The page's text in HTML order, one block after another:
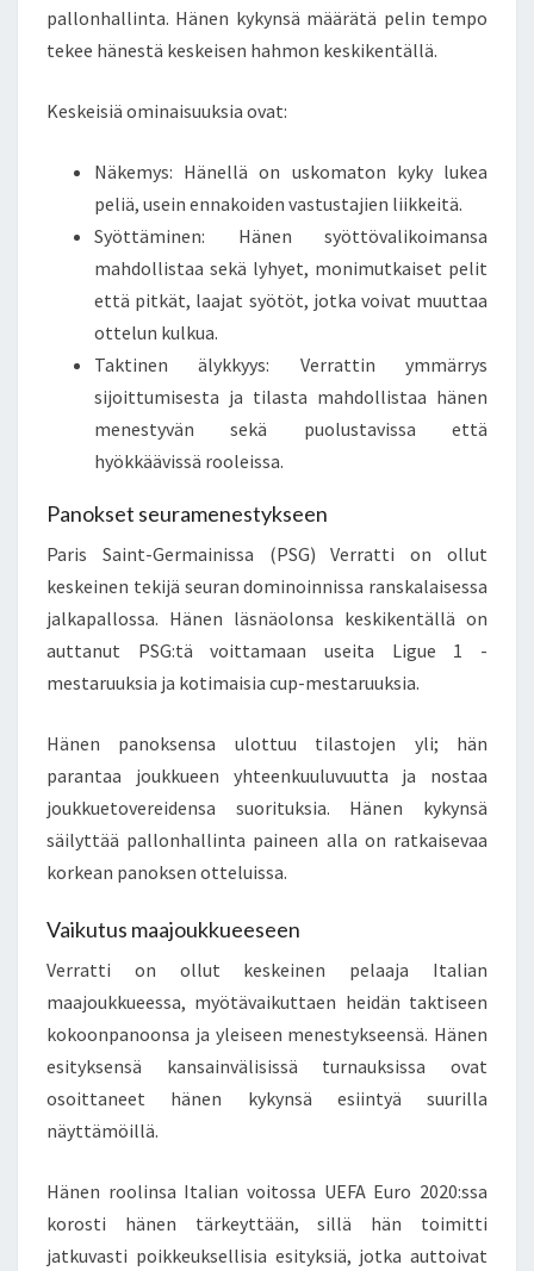
pallonhallinta. Hänen kykynsä määrätä pelin tempo
tekee hänestä keskeisen hahmon keskikentällä.
Keskeisiä ominaisuuksia ovat:
Näkemys: Hänellä on uskomaton kyky lukea
peliä, usein ennakoiden vastustajien liikkeitä.
Syöttäminen: Hänen syöttövalikoimansa
mahdollistaa sekä lyhyet, monimutkaiset pelit
että pitkät, laajat syötöt, jotka voivat muuttaa
ottelun kulkua.
Taktinen älykkyys: Verrattin ymmärrys
sijoittumisesta ja tilasta mahdollistaa hänen
menestyvän sekä puolustavissa että
hyökkäävissä rooleissa.
Panokset seuramenestykseen
Paris Saint-Germainissa (PSG) Verratti on ollut
keskeinen tekijä seuran dominoinnissa ranskalaisessa
jalkapallossa. Hänen läsnäolonsa keskikentällä on
auttanut PSG:tä voittamaan useita Ligue 1 -
mestaruuksia ja kotimaisia cup-mestaruuksia.
Hänen panoksensa ulottuu tilastojen yli; hän
parantaa joukkueen yhteenkuuluvuutta ja nostaa
joukkuetovereidensa suorituksia. Hänen kykynsä
säilyttää pallonhallinta paineen alla on ratkaisevaa
korkean panoksen otteluissa.
Vaikutus maajoukkueeseen
Verratti on ollut keskeinen pelaaja Italian
maajoukkueessa, myötävaikuttaen heidän taktiseen
kokoonpanoonsa ja yleiseen menestykseensä. Hänen
esityksensä kansainvälisissä turnauksissa ovat
osoittaneet hänen kykynsä esiintyä suurilla
näyttämöillä.
Hänen roolinsa Italian voitossa UEFA Euro 2020:ssa
korosti hänen tärkeyttään, sillä hän toimitti
jatkuvasti poikkeuksellisia esityksiä, jotka auttoivat